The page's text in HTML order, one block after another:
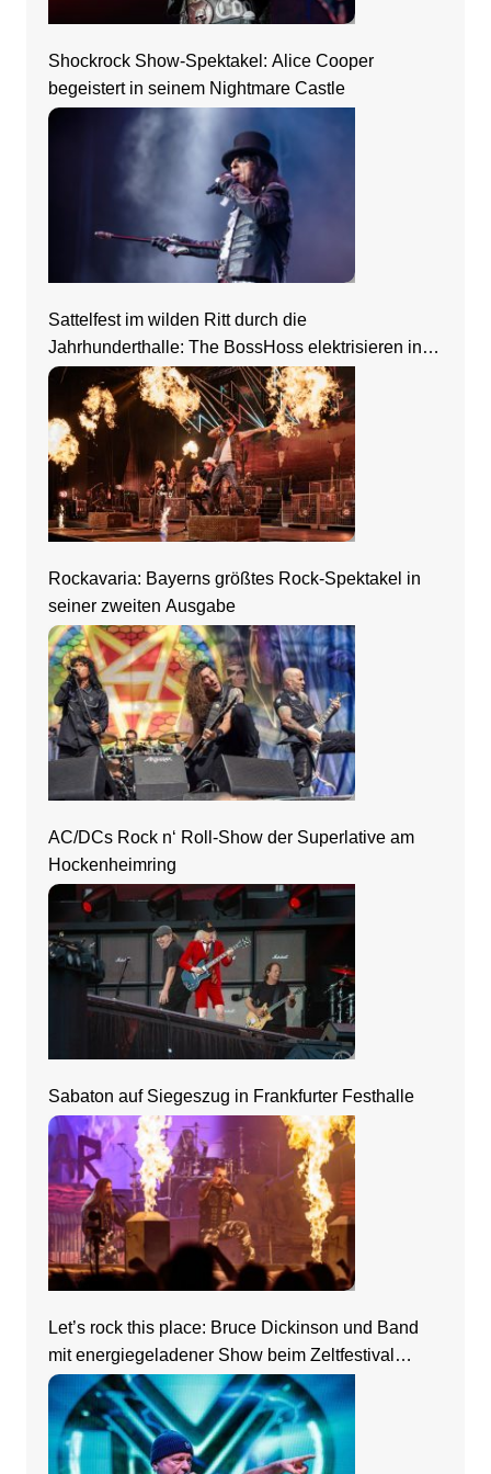
Shockrock Show-Spektakel: Alice Cooper
begeistert in seinem Nightmare Castle
Sattelfest im wilden Ritt durch die
Jahrhunderthalle: The BossHoss elektrisieren in
Frankfurt
Rockavaria: Bayerns größtes Rock-Spektakel in
seiner zweiten Ausgabe
AC/DCs Rock n‘ Roll-Show der Superlative am
Hockenheimring
Sabaton auf Siegeszug in Frankfurter Festhalle
Let’s rock this place: Bruce Dickinson und Band
mit energiegeladener Show beim Zeltfestival
Rhein-Neckar